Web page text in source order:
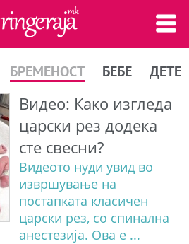
БРЕМЕНОСТ БЕБЕ ДЕТЕ
Видео: Како изгледа
царски рез додека
сте свесни?
Видеото нуди увид во
извршување на
постапката класичен
царски рез, со спинална
анестезија. Ова е ...